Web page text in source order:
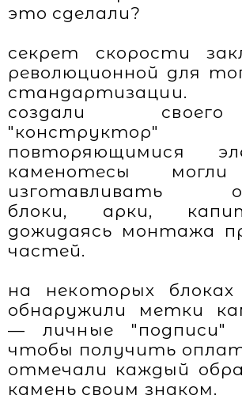
это сделали?
секрет скорости
революционной для
стандартизации.
создали
повторяющимися
каменотесы могли
изготавливать
блоки, арки,
дожидаясь монтажа
частей.
на некоторых блоках
обнаружили метки
— личные "подписи"
чтобы получить
отмечали каждый
камень своим знаком.